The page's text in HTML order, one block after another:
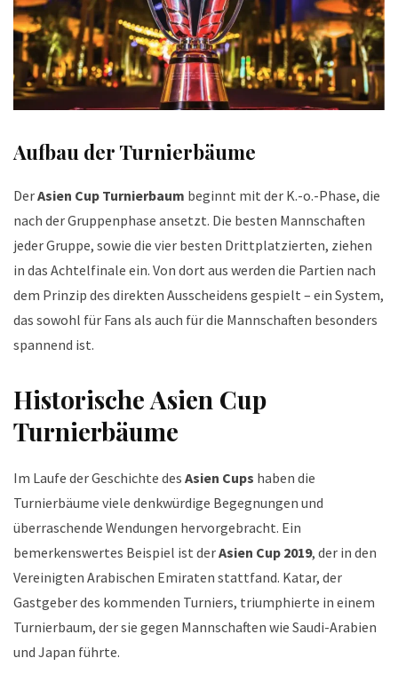
Aufbau der Turnierbäume
DerAsien Cup Turnierbaum beginnt mit der K.-o.-Phase, die
nach der Gruppenphase ansetzt. Die besten Mannschaften
jeder Gruppe, sowie die vier besten Drittplatzierten, ziehen
in das Achtelfinale ein. Von dort aus werden die Partien nach
dem Prinzip des direkten Ausscheidens gespielt – ein System,
das sowohl für Fans als auch für die Mannschaften besonders
spannend ist.
Historische Asien Cup
Turnierbäume
Im Laufe der Geschichte des Asien Cups haben die
Turnierbäume viele denkwürdige Begegnungen und
überraschende Wendungen hervorgebracht. Ein
bemerkenswertes Beispiel ist derAsien Cup 2019, der in den
Vereinigten Arabischen Emiraten stattfand. Katar, der
Gastgeber des kommenden Turniers, triumphierte in einem
Turnierbaum, der sie gegen Mannschaften wie Saudi-Arabien
und Japan führte.